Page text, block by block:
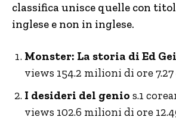
classifica unisce quelle con
inglese e non in inglese.
Monster: La storia di Ed
views 154.2 milioni di ore
I desideri del genio s.1
views 102.6 milioni di ore